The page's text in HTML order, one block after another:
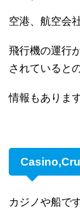
空港、航空会
飛行機の運行
されていると
情報もあります
カジノや船です